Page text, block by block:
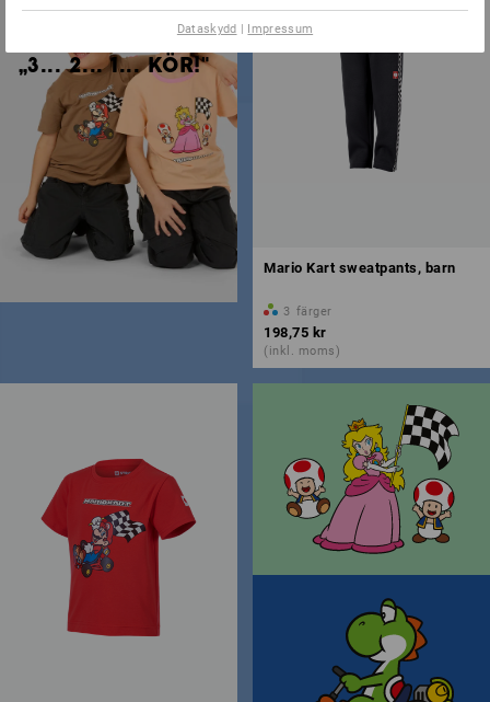
„3... 2... 1... KÖR!"
Mario Kart sweatpants, barn
3 färger
198,75 kr
(inkl. moms)
Dataskydd | Impressum